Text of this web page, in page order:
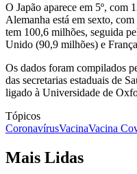
O Japão aparece em 5º, com
Alemanha está em sexto,
tem 100,6 milhões, seguida
Unido (90,9 milhões) e
Os dados foram compilados
das secretarias estaduais de
ligado à Universidade de
Tópicos
CoronavírusVacinaVacina
Mais Lidas